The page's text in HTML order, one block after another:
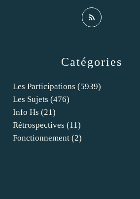
Catégories
Les Participations (5939)
Les Sujets (476)
Info Hs (21)
Rétrospectives (11)
Fonctionnement (2)